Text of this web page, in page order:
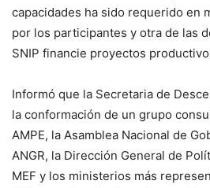
capacidades ha sido requerido en
por los participantes y otra de las
SNIP financie proyectos
Informó que la Secretaria de
la conformación de un grupo
AMPE, la Asamblea Nacional de
ANGR, la Dirección General de
MEF y los ministerios más